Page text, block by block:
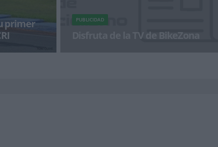
primer
con ilusión
PUBLICIDAD
Disfruta de la TV de BikeZona